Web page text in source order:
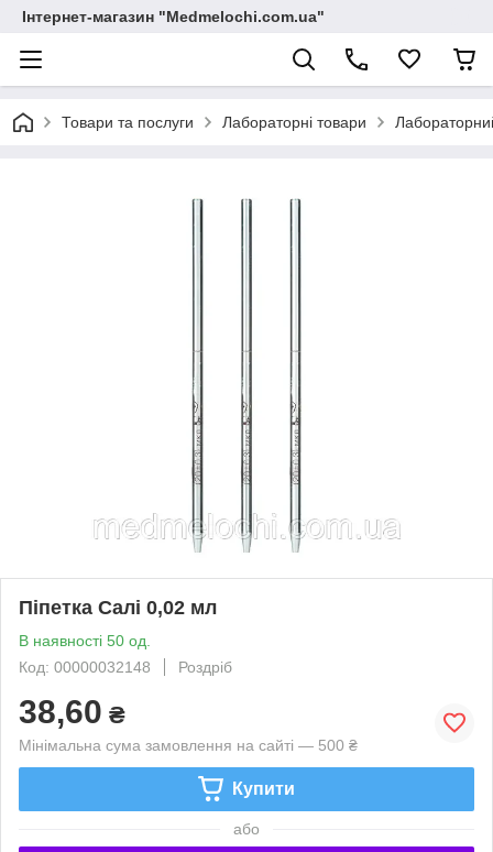
Інтернет-магазин "Medmelochi.com.ua"
Товари та послуги Лабораторні товари
Піпетка Салі 0,02 мл
В наявності 50 од.
Код: 00000032148
Роздріб
38,60 ₴
Мінімальна сума замовлення на сайті — 500 ₴
Купити
або